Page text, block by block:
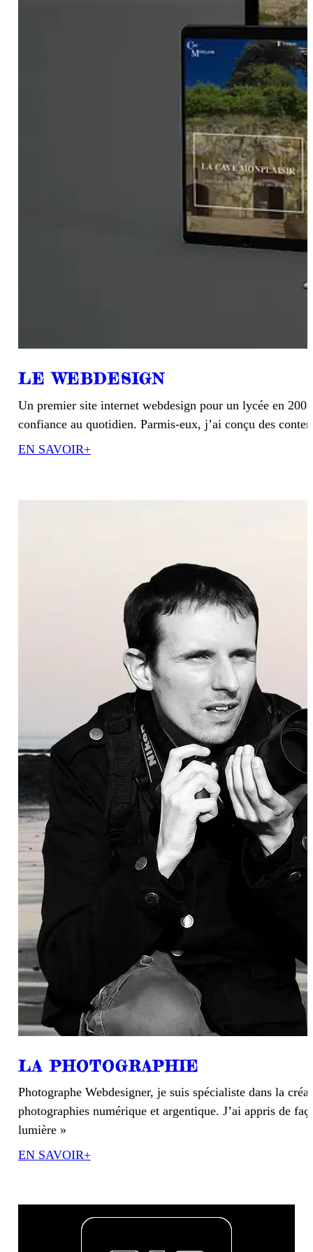
LE WEBDESIGN
Un premier site internet webdesign pour un lycée en
confiance au quotidien. Parmis-eux, j’ai conçu des
EN SAVOIR+
LA PHOTOGRAPHIE
Photographe Webdesigner, je suis spécialiste dans la
photographies numérique et argentique. J’ai appris de
lumière »
EN SAVOIR+